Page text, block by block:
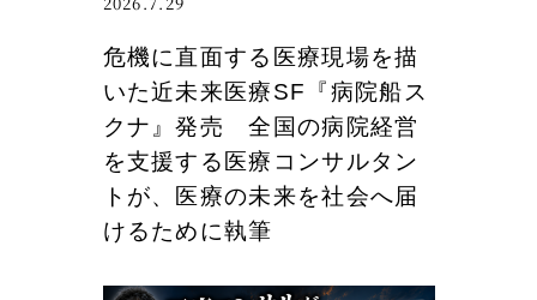
わ
せ
フ
ォ
ー
危機に直面する医療現場を描
いた近未来医療SF『病院船ス
クナ』発売 全国の病院経営
を支援する医療コンサルタン
トが、医療の未来を社会へ届
けるために執筆